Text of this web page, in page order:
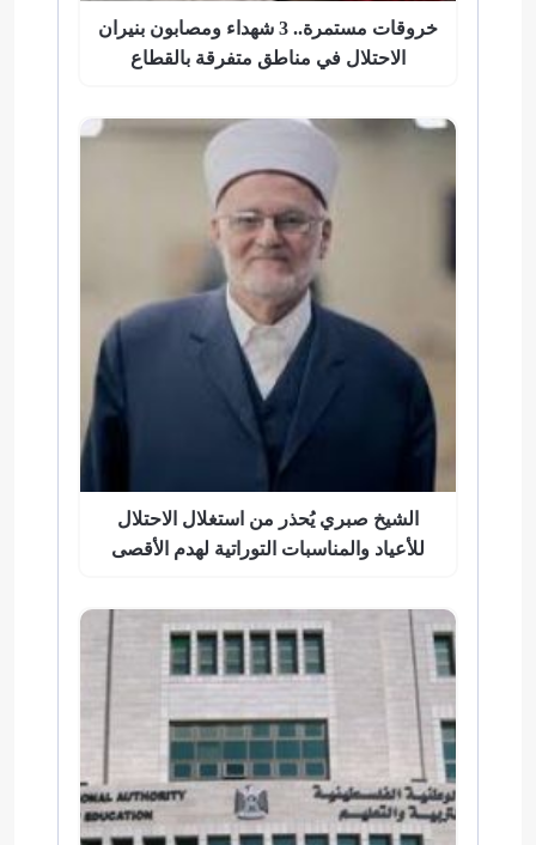
خروقات مستمرة.. 3 شهداء ومصابون بنيران
الاحتلال في مناطق متفرقة بالقطاع
الشيخ صبري يُحذر من استغلال الاحتلال
للأعياد والمناسبات التوراتية لهدم الأقصى